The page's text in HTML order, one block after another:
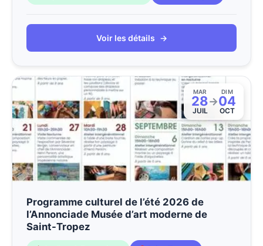
Voir les détails →
MAR
28
JUIL
→
DIM
04
OCT
Programme culturel de l’été 2026 de
l’Annonciade Musée d’art moderne de
Saint-Tropez